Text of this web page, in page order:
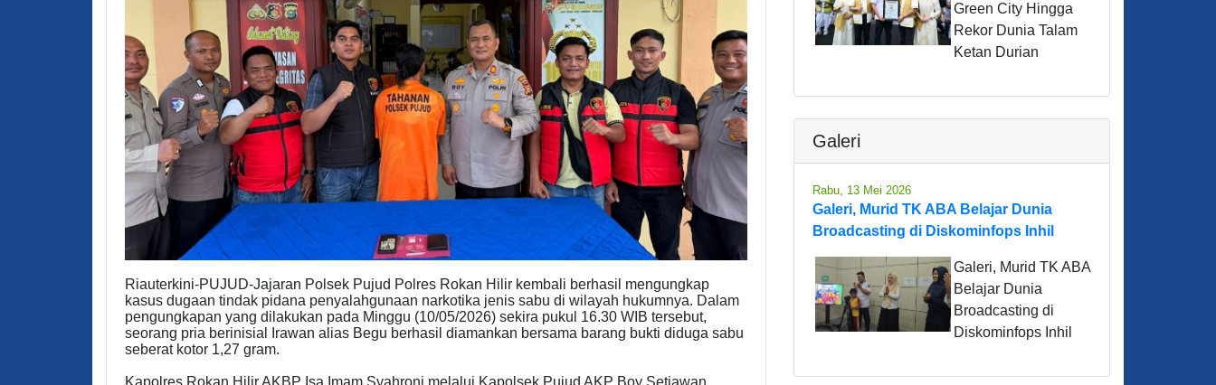
Riauterkini-PUJUD-Jajaran Polsek Pujud Polres Rokan Hilir kembali berhasil mengungkap
kasus dugaan tindak pidana penyalahgunaan narkotika jenis sabu di wilayah hukumnya. Dalam
pengungkapan yang dilakukan pada Minggu (10/05/2026) sekira pukul 16.30 WIB tersebut,
seorang pria berinisial Irawan alias Begu berhasil diamankan bersama barang bukti diduga sabu
seberat kotor 1,27 gram.
Kapolres Rokan Hilir AKBP Isa Imam Syahroni melalui Kapolsek Pujud AKP Boy Setiawan
Green City Hingga
Rekor Dunia Talam
Ketan Durian
Galeri
Rabu, 13 Mei 2026
Galeri, Murid TK ABA Belajar Dunia
Broadcasting di Diskominfops Inhil
Galeri, Murid TK ABA
Belajar Dunia
Broadcasting di
Diskominfops Inhil